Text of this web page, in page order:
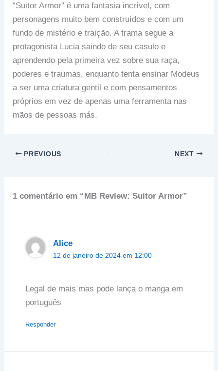
“Suitor Armor” é uma fantasia incrível, com
personagens muito bem construídos e com um
fundo de mistério e traição. A trama segue a
protagonista Lucia saindo de seu casulo e
aprendendo pela primeira vez sobre sua raça,
poderes e traumas, enquanto tenta ensinar Modeus
a ser uma criatura gentil e com pensamentos
próprios em vez de apenas uma ferramenta nas
mãos de pessoas más.
PREVIOUS NEXT
1 comentário em “MB Review: Suitor Armor”
Alice
12 de janeiro de 2024 em 12:00
Legal de mais mas pode lança o manga em
português
Responder